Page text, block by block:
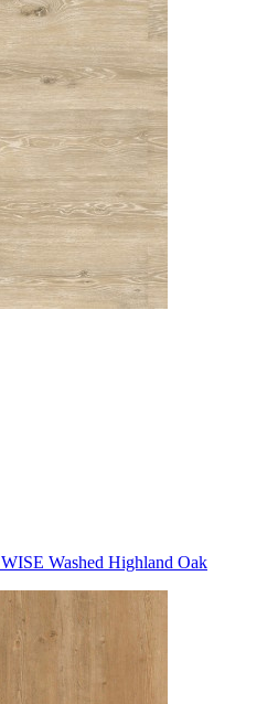
WISE Washed Highland Oak